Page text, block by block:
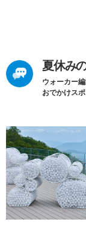
夏休み
ウォーカー
おでかけス